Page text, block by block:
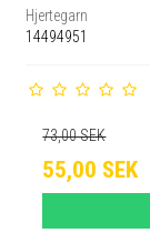
Hjertegarn
14494951
73,00 SEK
55,00 SEK